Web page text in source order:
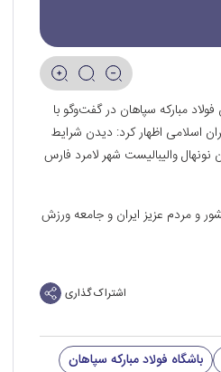
فولاد مبارکه سپاهان در گفت‌و‌گو با
اسلامی اظهار کرد: دیدن شرایط
والیبالیست شهر لامرد فارس
و مردم عزیز ایران و جامعه ورزش
اشتراک گذاری
باشگاه فولاد مبارکه سپاهان